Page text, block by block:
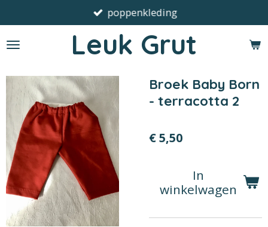
direct
naar
Leuk Grut
poppenkleding
Broek Baby Born
- terracotta 2
€ 5,50
In
winkelwagen